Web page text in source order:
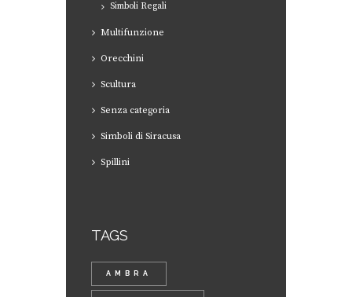
Simboli Regali
Multifunzione
Orecchini
Scultura
Senza categoria
Simboli di Siracusa
Spillini
TAGS
AMBRA